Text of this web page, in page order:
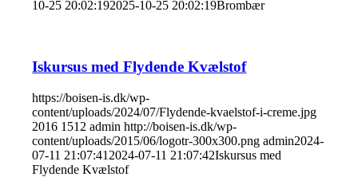
10-25 20:02:192025-10-25 20:02:19Brombær
Iskursus med Flydende Kvælstof
https://boisen-is.dk/wp-
content/uploads/2024/07/Flydende-kvaelstof-i-creme.jpg
2016 1512 admin http://boisen-is.dk/wp-
content/uploads/2015/06/logotr-300x300.png admin2024-
07-11 21:07:41 2024-07-11 21:07:42Iskursus med
Flydende Kvælstof